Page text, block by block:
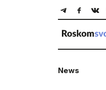
News